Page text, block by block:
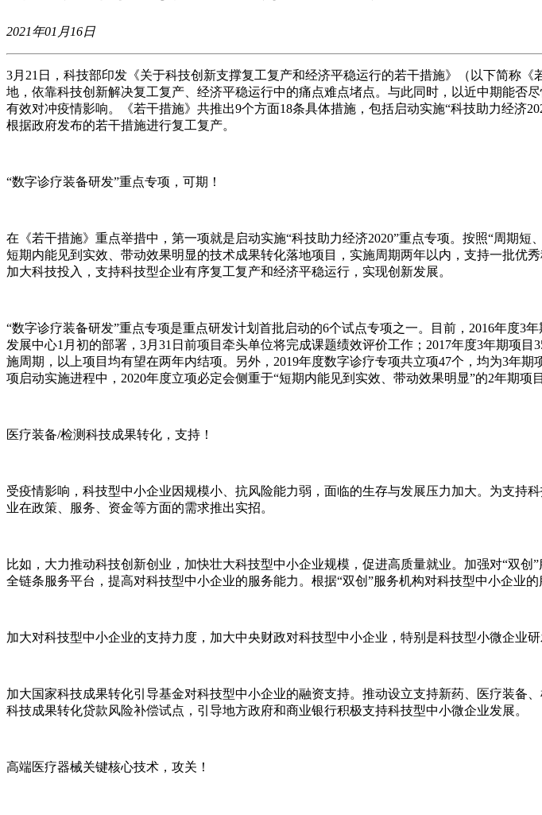
2021年01月16日
3月21日，科技部印发《关于科技创新支撑复工复产和经济平稳运行的若干措施》（以下简称
地，依靠科技创新解决复工复产、经济平稳运行中的痛点难点堵点。与此同时，以近中期能否
有效对冲疫情影响。《若干措施》共推出9个方面18条具体措施，包括启动实施“科技助力经济
根据政府发布的若干措施进行复工复产。
“数字诊疗装备研发”重点专项，可期！
在《若干措施》重点举措中，第一项就是启动实施“科技助力经济2020”重点专项。按照“周期
短期内能见到实效、带动效果明显的技术成果转化落地项目，实施周期两年以内，支持一批
加大科技投入，支持科技型企业有序复工复产和经济平稳运行，实现创新发展。
“数字诊疗装备研发”重点专项是重点研发计划首批启动的6个试点专项之一。目前，2016年度3
发展中心1月初的部署，3月31日前项目牵头单位将完成课题绩效评价工作；2017年度3年期项
施周期，以上项目均有望在两年内结项。另外，2019年度数字诊疗专项共立项47个，均为3年
项启动实施进程中，2020年度立项必定会侧重于“短期内能见到实效、带动效果明显”的2年期项目
医疗装备/检测科技成果转化，支持！
受疫情影响，科技型中小企业因规模小、抗风险能力弱，面临的生存与发展压力加大。为支持
业在政策、服务、资金等方面的需求推出实招。
比如，大力推动科技创新创业，加快壮大科技型中小企业规模，促进高质量就业。加强对“双
全链条服务平台，提高对科技型中小企业的服务能力。根据“双创”服务机构对科技型中小企业的
加大对科技型中小企业的支持力度，加大中央财政对科技型中小企业，特别是科技型小微企业
加大国家科技成果转化引导基金对科技型中小企业的融资支持。推动设立支持新药、医疗装
科技成果转化贷款风险补偿试点，引导地方政府和商业银行积极支持科技型中小微企业发展。
高端医疗器械关键核心技术，攻关！